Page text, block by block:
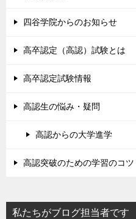
四谷学院からのお知らせ
高卒認定（高認）試験とは
高卒認定試験情報
高認生の悩み・疑問
高認からの大学進学
高認突破のための学習のコツ
私たちがブログ担当者です